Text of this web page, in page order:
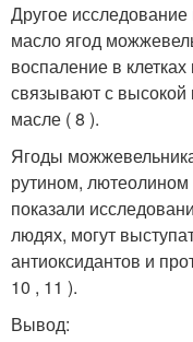
Другое
масло ягод
воспаление в
связывают с высокой
масле ( 8 ).
Ягоды
рутином, лютеолином
показали
людях, могут
антиоксидантов и
10 , 11 ).
Вывод: